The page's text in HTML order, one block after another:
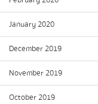
January 2020
December 2019
November 2019
October 2019